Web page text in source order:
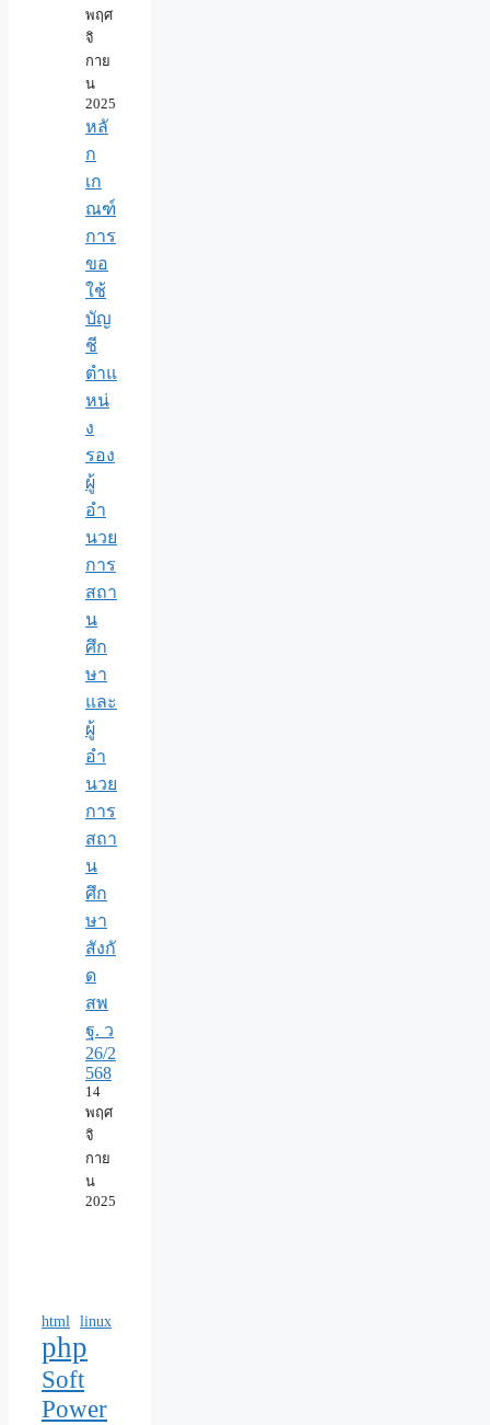
พฤศ
จิ
กาย
น
2025
หลั
ก
เก
ณฑ์
การ
ขอ
ใช้
บัญ
ชี
ตำแ
หน่
ง
รอง
ผู้
อำ
นวย
การ
สถา
น
ศึก
ษา
และ
ผู้
อำ
นวย
การ
สถา
น
ศึก
ษา
สังกั
ด
สพ
ฐ. ว
26/2
568
14
พฤศ
จิ
กาย
น
2025
html linux
php
Soft
Power